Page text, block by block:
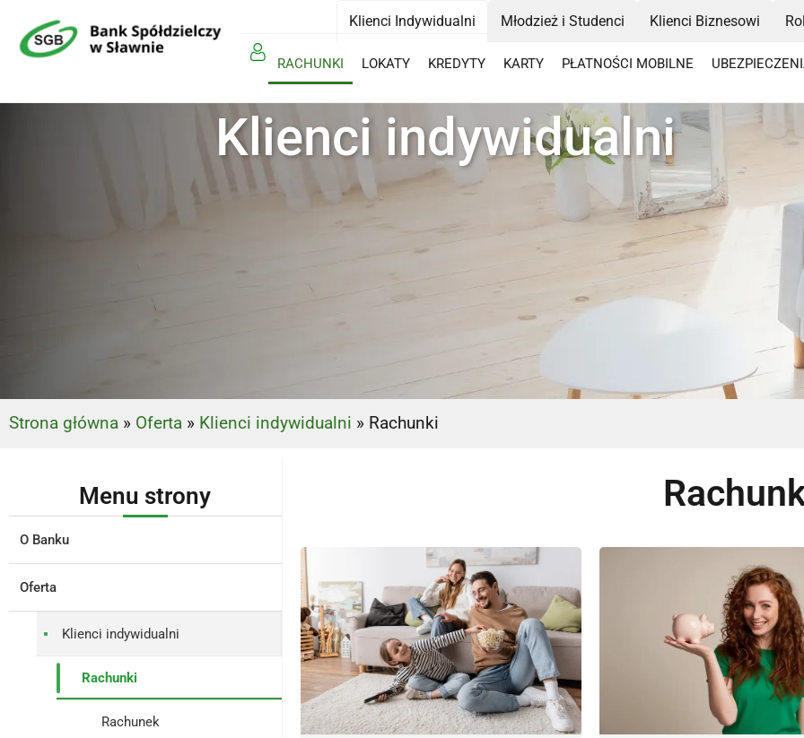
Klienci Indywidualni Młodzież i Studenci Klienci Biznesowi
RACHUNKI LOKATY KREDYTY KARTY PŁATNOŚCI MOBILNE
Klienci indywidualni
Strona główna » Oferta » Klienci indywidualni » Rachunki
Menu strony
O Banku
Oferta
Klienci indywidualni
Rachunki
Rachunek